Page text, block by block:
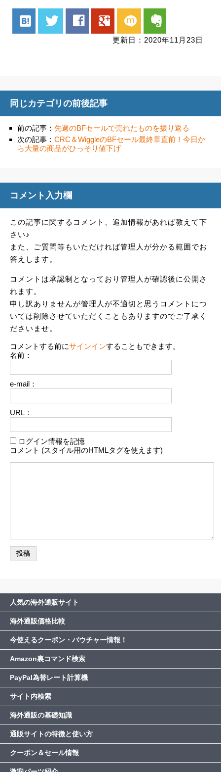
hatenabookmark twitter facebook google mixi evernote
更新日：2020年11月23日
同じカテゴリの前後記事
前の記事： 先週のBFセールで売れたものを振り返る
次の記事： CRC＆WiggleのBFセール最終章直前！今日か
ら大量の商品がひっそり値下げ
コメント入力欄
この記事に関するコメント、追加情報があれば教えて下
さい♪
また、ご質問等もいただければ管理人が分かる範囲でお
答えします。
コメントは承認制となっており管理人が確認後に公開さ
れます。
申し訳ありませんが管理人が不適切と思うコメントにつ
いては削除させていただくこともありますのでご了承く
ださいませ。
コメントする前にサインインすることもできます。
名前：
e-mail：
URL：
ログイン情報を記憶
コメント (スタイル用のHTMLタグを使えます)
人気の海外通販サイト
海外通販価格比較
今使えるクーポン・バウチャー情報！
Amazon裏コマンド検索
PayPal為替レート計算機
サイト内検索
海外通販の基礎知識
通販サイトの特徴と使い方
クーポン＆セール情報